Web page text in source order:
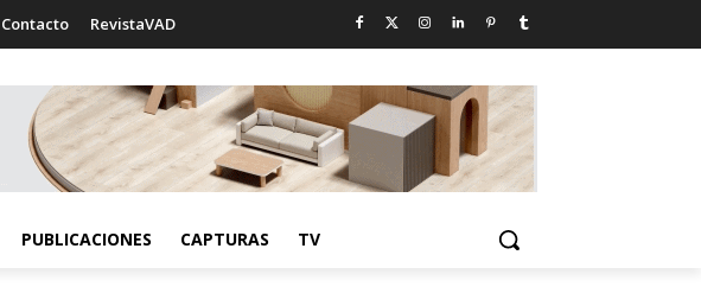
Contacto RevistaVAD
PUBLICACIONES CAPTURAS TV